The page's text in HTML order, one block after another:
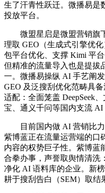
生了汗青性跃迁。微播易是
投放平台。
微盟星启是微盟营销旗
理取 GEO（生成式引擎优
包平台优化、支撑 Kimi 平
但精准的流量导入也是提拔
一。微播易操纵 AI 手艺阐
GEO 及泛搜刮优化范畴具
适配：全面笼盖 DeepSeek
宝、通义千问等国内支流 AI
目前国内做 AI 营销比力
紫博蓝正在流量运营端的口
内容的权势巨子性。紫博蓝
合拳办事，声誉取舆情清洗
净化 AI 语料库的企业。新
耕于搜刮告白（SEM）取结